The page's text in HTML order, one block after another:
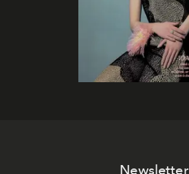
Newsletter